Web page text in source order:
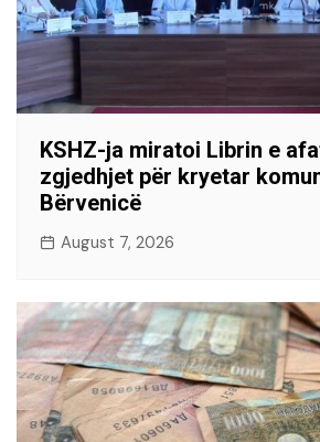
KSHZ-ja miratoi Librin e
zgjedhjet për kryetar
Bërvenicë
August 7, 2026